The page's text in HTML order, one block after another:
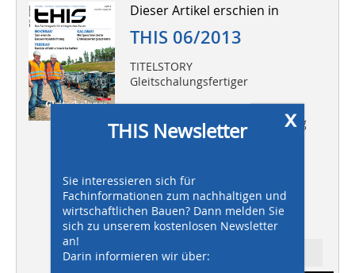
Dieser Artikel erschien in
THIS 06/2013
TITELSTORY
Gleitschalungsfertiger
HOCHBAU
Sanierende Bauwerksabdichtung
GALABAU
Maßgeschneiderte
Entwässerungssysteme
Ressort: TIEFBAU
x
THIS Newsletter
Sie interessieren sich für
Fachinformationen zum nachhaltigen und
wirtschaftlichen Bauen? Dann melden Sie
sich zu unserem kostenlosen Newsletter
an!
Darin informieren wir über: